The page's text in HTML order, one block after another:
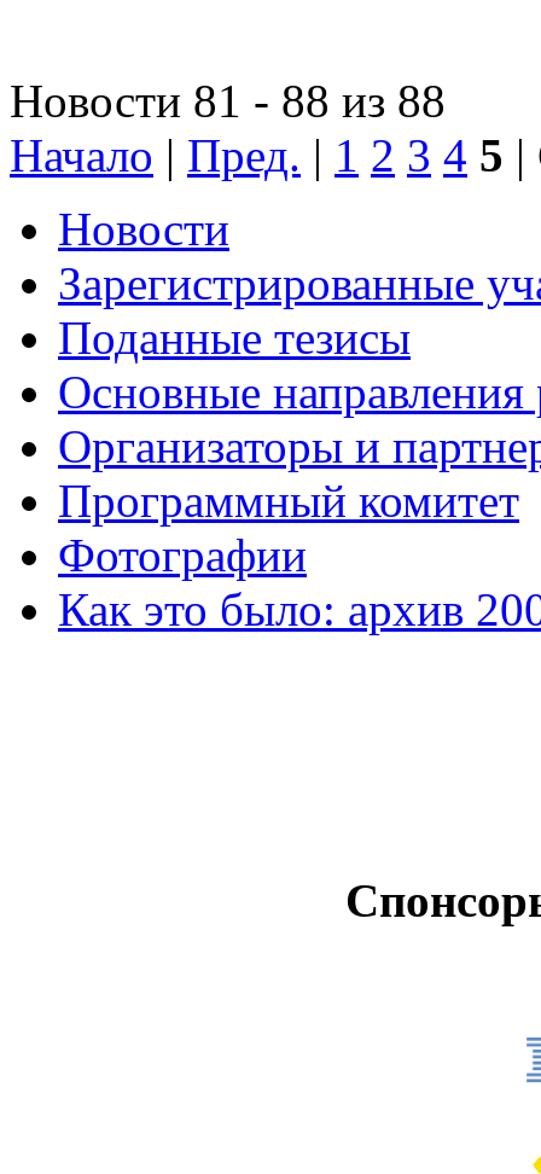
Новости 81 - 88 из 88
Начало | Пред. | 1 2 3 4 5 |
Новости
Зарегистрированные
Поданные тезисы
Основные направления
Организаторы и
Программный комитет
Фотографии
Как это было: архив